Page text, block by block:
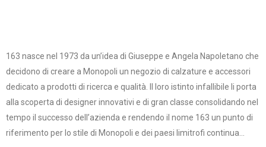
163 nasce nel 1973 da un’idea di Giuseppe e Angela Napoletano che
decidono di creare a Monopoli un negozio di calzature e accessori
dedicato a prodotti di ricerca e qualità. Il loro istinto infallibile li porta
alla scoperta di designer innovativi e di gran classe consolidando nel
tempo il successo dell’azienda e rendendo il nome 163 un punto di
riferimento per lo stile di Monopoli e dei paesi limitrofi continua...